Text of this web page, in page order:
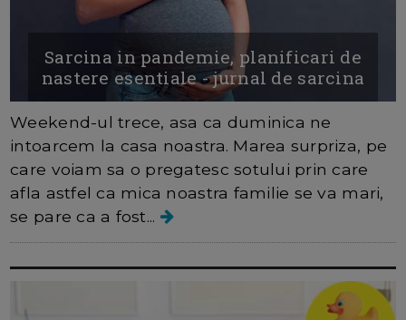
Sarcina in pandemie, planificari de
nastere esentiale - jurnal de sarcina
Weekend-ul trece, asa ca duminica ne
intoarcem la casa noastra. Marea surpriza, pe
care voiam sa o pregatesc sotului prin care
afla astfel ca mica noastra familie se va mari,
se pare ca a fost...